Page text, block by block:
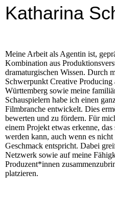
Katharina
Meine Arbeit als Agentin ist,
Kombination aus
dramaturgischen Wissen. Durch
Schwerpunkt Creative
Württemberg sowie meine
Schauspielern habe ich einen
Filmbranche entwickelt. Dies
bewerten und zu fördern. Für
einem Projekt etwas erkenne,
werden kann, auch wenn es
Geschmack entspricht. Dabei
Netzwerk sowie auf meine
Produzent*innen
platzieren.